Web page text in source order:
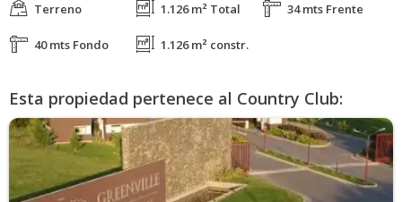
Terreno 1.126 m² Total 34 mts Frente
40 mts Fondo 1.126 m² constr.
Esta propiedad pertenece al Country Club: